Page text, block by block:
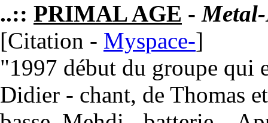
..:: PRIMAL AGE -
[Citation - Myspace-]
"1997 début du groupe qui
Didier - chant, de Thomas